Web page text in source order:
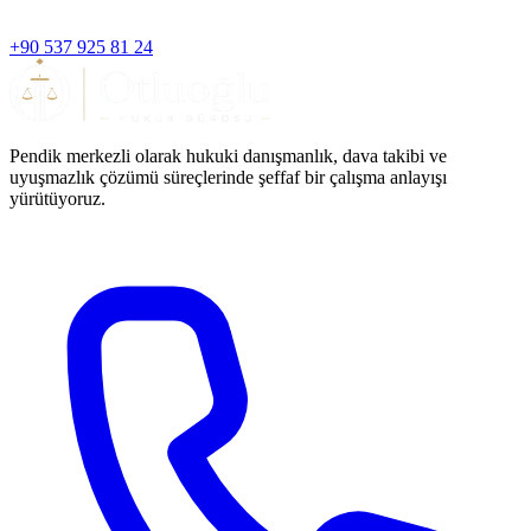
+90 537 925 81 24
Pendik merkezli olarak hukuki danışmanlık, dava takibi ve
uyuşmazlık çözümü süreçlerinde şeffaf bir çalışma anlayışı
yürütüyoruz.